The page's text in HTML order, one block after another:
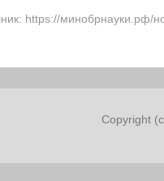
https://минобрнауки.рф/
Copyright